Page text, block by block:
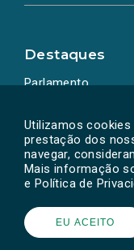
Utilizamos cookies
prestação dos
navegar,
Mais informação
e Política de
EU ACEITO
Destaques
Parlamento
Powered by